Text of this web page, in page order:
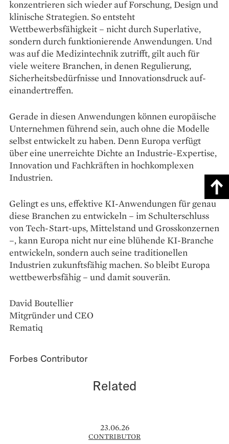
konzentrieren sich wieder auf Forschung, Design und
klinische Strategien. So entsteht
Wettbewerbsfähigkeit – nicht durch Superlative,
sondern durch funktionierende Anwendungen. Und
was auf die Medizintechnik zutrifft, gilt auch für
viele weitere Branchen, in denen ­Regulierung,
Sicherheits­bedürfnisse und Innovationsdruck auf­
einandertreffen.
Gerade in diesen Anwendungen können europäische
Unternehmen führend sein, auch ohne die Modelle
selbst entwickelt zu haben. Denn Europa verfügt
über eine unerreichte Dichte an Industrie-Expertise,
Inno­vation und Fachkräften in hochkomplexen
Industrien.
Gelingt es uns, effektive KI-Anwendungen für genau
diese Branchen zu entwickeln – im Schulterschluss
von Tech-Start-ups, Mittelstand und Grosskonzernen
–, kann Europa nicht nur eine blühende KI-Branche
entwickeln, sondern auch seine traditionellen
Industrien zukunftsfähig machen. So bleibt Europa
wettbewerbsfähig – und damit souverän.
David Boutellier
Mitgründer und CEO
Rematiq
Forbes Contributor
Related
23.06.26
CONTRIBUTOR